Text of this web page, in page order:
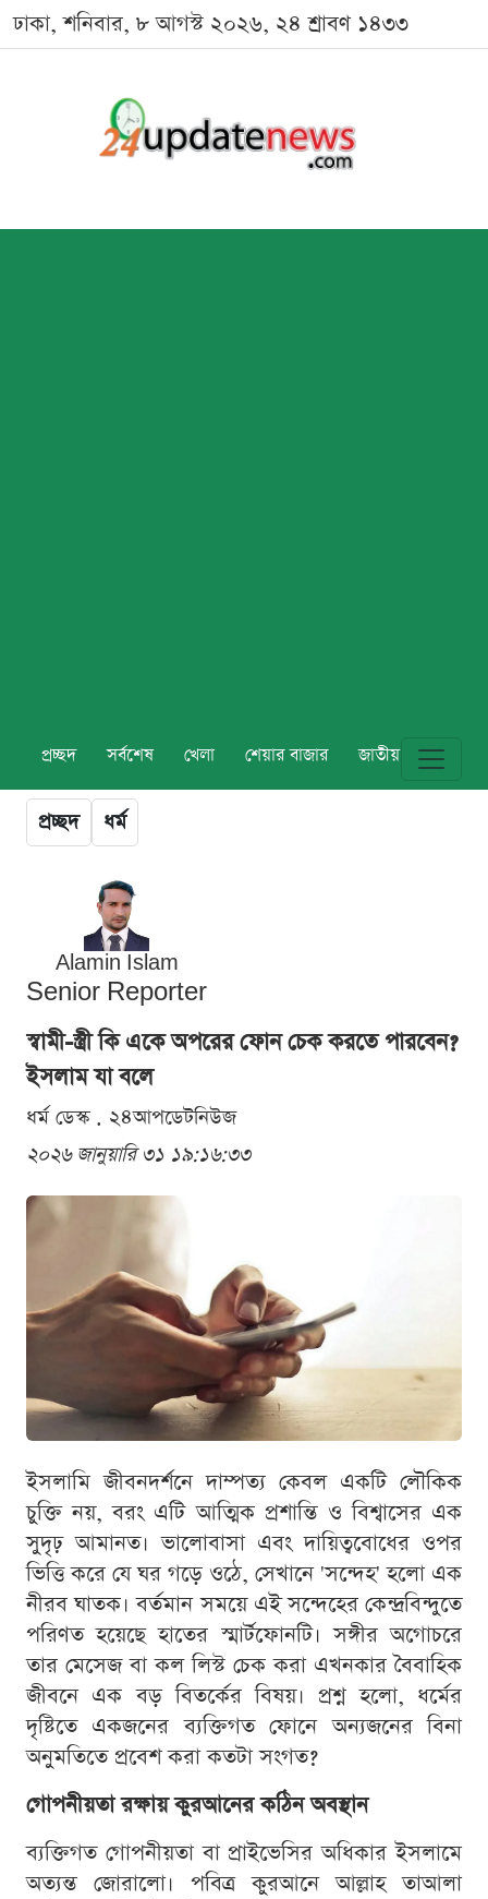
ঢাকা, শনিবার, ৮ আগস্ট ২০২৬, ২৪ শ্রাবণ ১৪৩৩
প্রচ্ছদ সর্বশেষ খেলা শেয়ার বাজার জাতীয় বিশ্ব
প্রচ্ছদ ধর্ম
Alamin Islam
Senior Reporter
স্বামী-স্ত্রী কি একে অপরের ফোন চেক করতে পারবেন?
ইসলাম যা বলে
ধর্ম ডেস্ক . ২৪আপডেটনিউজ
২০২৬ জানুয়ারি ৩১ ১৯:১৬:৩৩
ইসলামি জীবনদর্শনে দাম্পত্য কেবল একটি লৌকিক
চুক্তি নয়, বরং এটি আত্মিক প্রশান্তি ও বিশ্বাসের এক
সুদৃঢ় আমানত। ভালোবাসা এবং দায়িত্ববোধের ওপর
ভিত্তি করে যে ঘর গড়ে ওঠে, সেখানে 'সন্দেহ' হলো এক
নীরব ঘাতক। বর্তমান সময়ে এই সন্দেহের কেন্দ্রবিন্দুতে
পরিণত হয়েছে হাতের স্মার্টফোনটি। সঙ্গীর অগোচরে
তার মেসেজ বা কল লিস্ট চেক করা এখনকার বৈবাহিক
জীবনে এক বড় বিতর্কের বিষয়। প্রশ্ন হলো, ধর্মের
দৃষ্টিতে একজনের ব্যক্তিগত ফোনে অন্যজনের বিনা
অনুমতিতে প্রবেশ করা কতটা সংগত?
গোপনীয়তা রক্ষায় কুরআনের কঠিন অবস্থান
ব্যক্তিগত গোপনীয়তা বা প্রাইভেসির অধিকার ইসলামে
অত্যন্ত জোরালো। পবিত্র কুরআনে আল্লাহ তাআলা